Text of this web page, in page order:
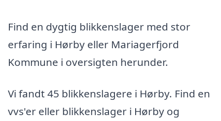
Find en dygtig blikkenslager med stor
erfaring i Hørby eller Mariagerfjord
Kommune i oversigten herunder.
Vi fandt 45 blikkenslagere i Hørby. Find en
vvs'er eller blikkenslager i Hørby og